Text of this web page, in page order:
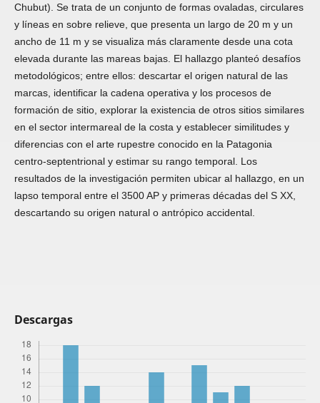
Chubut). Se trata de un conjunto de formas ovaladas, circulares
y líneas en sobre relieve, que presenta un largo de 20 m y un
ancho de 11 m y se visualiza más claramente desde una cota
elevada durante las mareas bajas. El hallazgo planteó desafíos
metodológicos; entre ellos: descartar el origen natural de las
marcas, identificar la cadena operativa y los procesos de
formación de sitio, explorar la existencia de otros sitios similares
en el sector intermareal de la costa y establecer similitudes y
diferencias con el arte rupestre conocido en la Patagonia
centro-septentrional y estimar su rango temporal. Los
resultados de la investigación permiten ubicar al hallazgo, en un
lapso temporal entre el 3500 AP y primeras décadas del S XX,
descartando su origen natural o antrópico accidental.
Descargas